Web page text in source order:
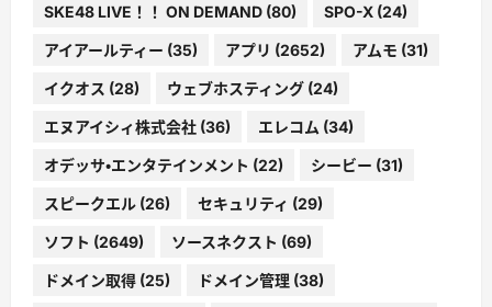
SKE48 LIVE！！ ON DEMAND (80) SPO-X (24)
アイアールティー (35) アプリ (2652) アムモ (31)
イクオス (28) ウェブホスティング (24)
エヌアイシィ株式会社 (36) エレコム (34)
オデッサ・エンタテインメント (22) シービー (31)
スピークエル (26) セキュリティ (29)
ソフト (2649) ソースネクスト (69)
ドメイン取得 (25) ドメイン管理 (38)